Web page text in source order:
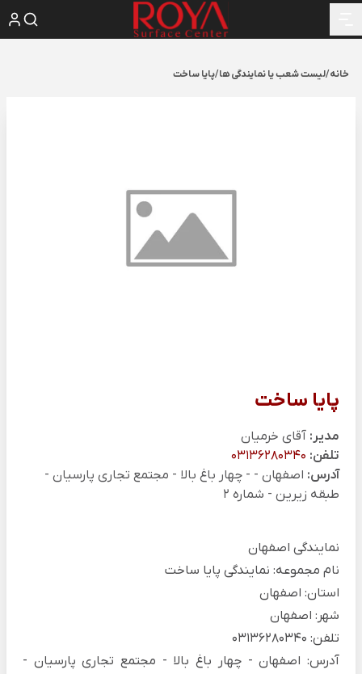
خانه/لیست شعب یا نمایندگی ها/پایا ساخت
پایا ساخت
مدیر: آقای خرمیان
تلفن: 03136280340
آدرس: اصفهان - - چهار باغ بالا - مجتمع تجاری پارسیان -
طبقه زیرین - شماره 2
نمایندگی اصفهان
نام مجموعه: نمایندگی پایا ساخت
استان: اصفهان
شهر: اصفهان
تلفن: 03136280340
آدرس: اصفهان - چهار باغ بالا - مجتمع تجاری پارسیان -